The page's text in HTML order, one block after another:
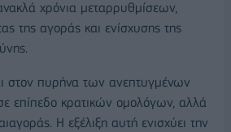
χρόνια μεταρρυθμίσεων,
της αγοράς και ενίσχυσης της
στον πυρήνα των ανεπτυγμένων
επίπεδο κρατικών ομολόγων, αλλά
Η εξέλιξη αυτή ενισχύει την